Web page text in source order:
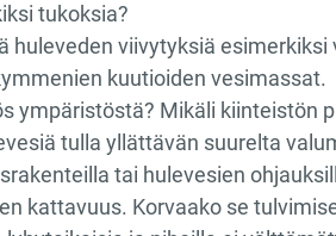
tukoksia?
huleveden viivytyksiä esimerkiksi
kuutioiden vesimassat.
ympäristöstä? Mikäli kiinteistön
tulla yllättävän suurelta
tai hulevesien
kattavuus. Korvaako se